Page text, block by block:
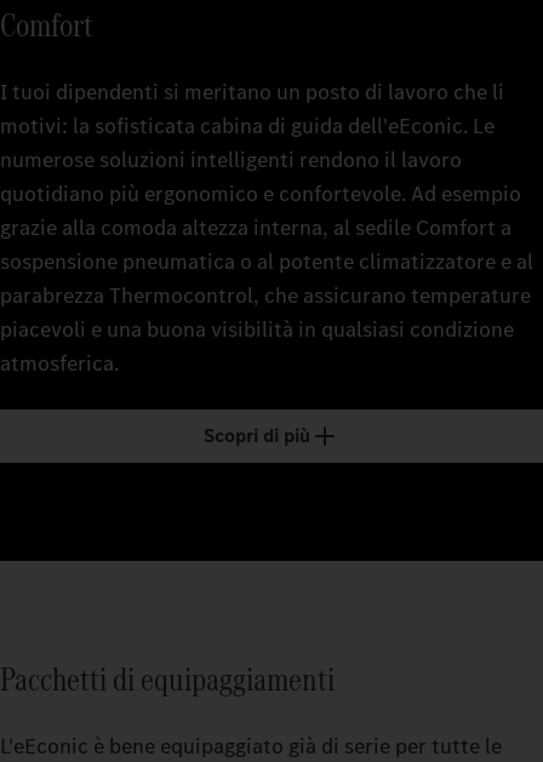
Comfort
I tuoi dipendenti si meritano un posto di lavoro che li
motivi: la sofisticata cabina di guida dell'eEconic. Le
numerose soluzioni intelligenti rendono il lavoro
quotidiano più ergonomico e confortevole. Ad esempio
grazie alla comoda altezza interna, al sedile Comfort a
sospensione pneumatica o al potente climatizzatore e al
parabrezza Thermocontrol, che assicurano temperature
piacevoli e una buona visibilità in qualsiasi condizione
atmosferica.
Scopri di più
Pacchetti di equipaggiamenti
L'eEconic è bene equipaggiato già di serie per tutte le